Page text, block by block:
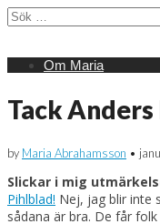
Sök
efter:
Main
Skip
Om Maria
Tack
by Maria Abrahamsson •
Slickar i mig
Pihlblad! Nej, jag blir inte
sådana är bra. De får